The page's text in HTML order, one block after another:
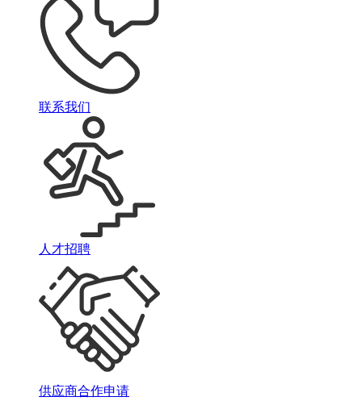
联系我们
人才招聘
供应商合作申请